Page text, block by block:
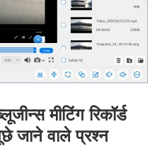
मीटिंग रिकॉर्ड
जाने वाले प्रश्न